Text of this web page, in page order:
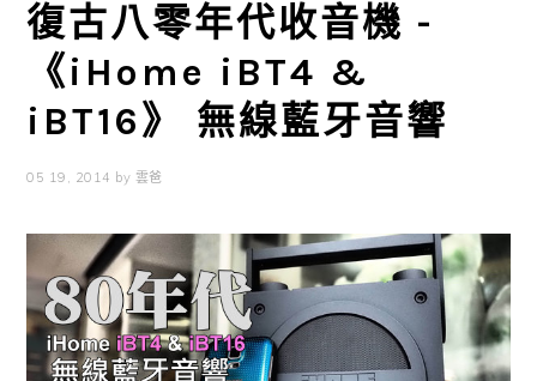
復古八零年代收音機 -
《iHome iBT4 &
iBT16》 無線藍牙音響
05 19, 2014 by 雲爸